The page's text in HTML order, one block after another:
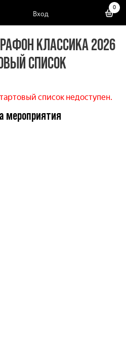
Вход
0
КЛАССИКА 2026
СПИСОК
список недоступен.
мероприятия